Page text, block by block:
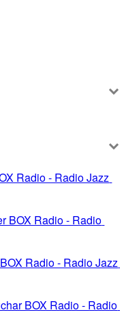
Radio - Radio Jazz
BOX Radio - Radio
Radio - Radio Jazz
BOX Radio - Radio